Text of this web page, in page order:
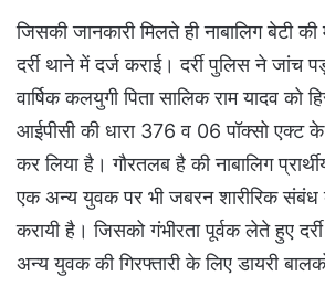
जिसकी जानकारी मिलते ही नाबालिग बेटी
दर्री थाने में दर्ज कराई। दर्री पुलिस ने जांच
वार्षिक कलयुगी पिता सालिक राम यादव को
आईपीसी की धारा 376 व 06 पॉक्सो एक्ट
कर लिया है। गौरतलब है की नाबालिग
एक अन्य युवक पर भी जबरन शारीरिक संबंध
करायी है। जिसको गंभीरता पूर्वक लेते हुए
अन्य युवक की गिरफ्तारी के लिए डायरी